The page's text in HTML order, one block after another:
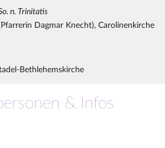
n. Trinitatis
Dagmar Knecht), Carolinenkirche
Bethlehemskirche
& Infos